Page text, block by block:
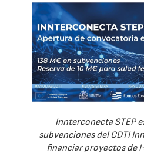
Innterconecta STEP
subvenciones del CDTI
financiar proyectos de